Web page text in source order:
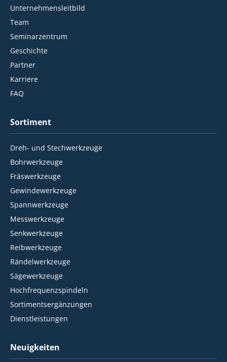
Unternehmensleitbild
Team
Seminarzentrum
Geschichte
Partner
Karriere
FAQ
Sortiment
Dreh- und Stechwerkzeuge
Bohrwerkzeuge
Fräswerkzeuge
Gewindewerkzeuge
Spannwerkzeuge
Messwerkzeuge
Senkwerkzeuge
Reibwerkzeuge
Rändelwerkzeuge
Sägewerkzeuge
Hochfrequenzspindeln
Sortimentsergänzungen
Dienstleistungen
Neuigkeiten